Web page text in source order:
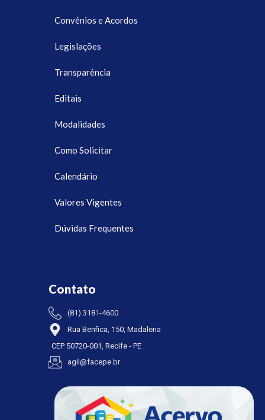
Convênios e Acordos
Legislações
Transparência
Editais
Modalidades
Como Solicitar
Calendário
Valores Vigentes
Dúvidas Frequentes
Contato
(81) 3181-4600
Rua Benfica, 150, Madalena
CEP 50720-001, Recife - PE
agil@facepe.br